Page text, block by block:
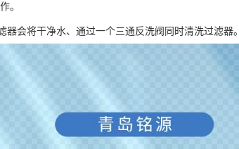
。
会将干净水、通过一个三通反洗阀同时清洗过滤器。